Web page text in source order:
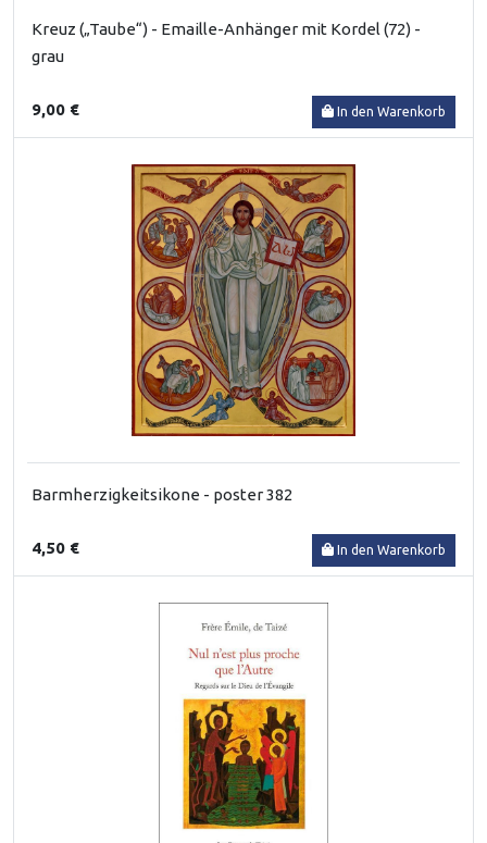
Kreuz („Taube“) - Emaille-Anhänger mit Kordel (72) -
grau
9,00 € In den Warenkorb
Barmherzigkeitsikone - poster 382
4,50 € In den Warenkorb